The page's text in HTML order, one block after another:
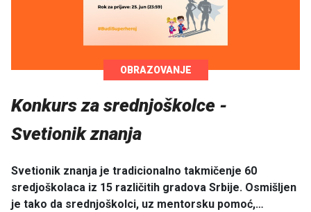
OBRAZOVANJE
Konkurs za srednjoškolce -
Svetionik znanja
Svetionik znanja je tradicionalno takmičenje 60
sredjoškolaca iz 15 različitih gradova Srbije. Osmišljen
je tako da srednjoškolci, uz mentorsku pomoć,…